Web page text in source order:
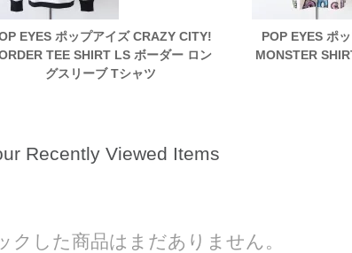
EYES ポップアイズ CRAZY CITY!
TEE SHIRT LS ボーダー ロン
グスリーブ Tシャツ
POP EYES ポ
MONSTER
Recently Viewed Items
クした商品はまだありません。